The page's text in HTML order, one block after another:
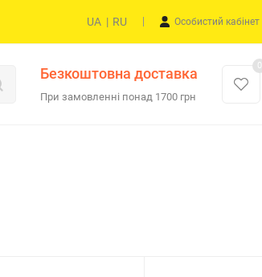
UA | RU Особистий кабінет
Безкоштовна доставка
При замовленні понад 1700 грн
0